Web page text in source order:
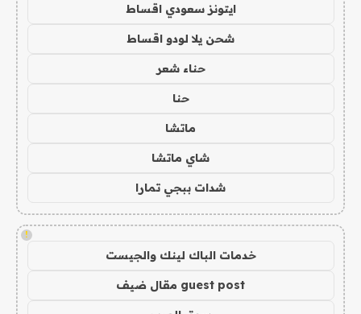
ايتونز سعودي اقساط
شحن يلا لودو اقساط
حناء شعر
حنا
ماتشا
شاي ماتشا
شدات ببجي تمارا
!
خدمات الباك لينك والجيست
guest post مقال ضيف